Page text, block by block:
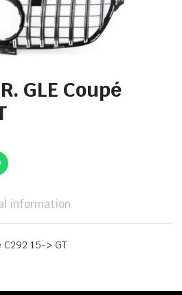
GLE Coupé
information
C292 15-> GT